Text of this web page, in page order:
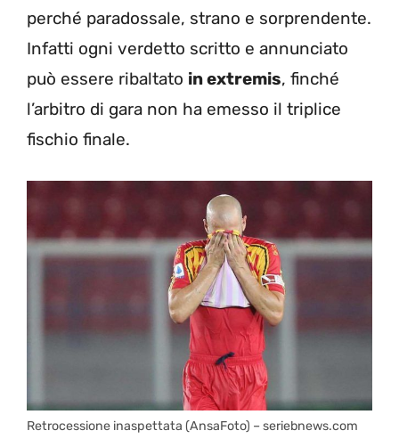
perché paradossale, strano e sorprendente.
Infatti ogni verdetto scritto e annunciato
può essere ribaltato in extremis, finché
l’arbitro di gara non ha emesso il triplice
fischio finale.
Retrocessione inaspettata (AnsaFoto) – seriebnews.com